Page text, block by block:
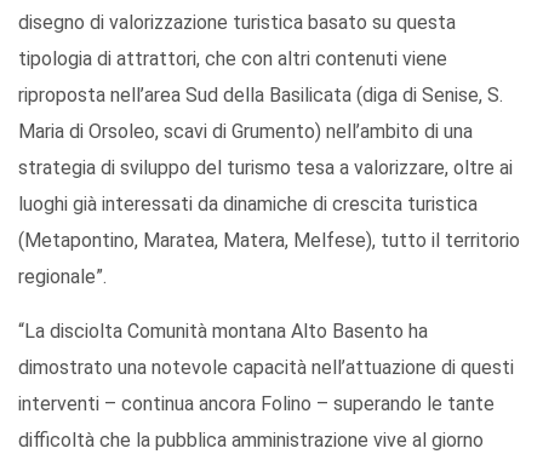
disegno di valorizzazione turistica basato su questa
tipologia di attrattori, che con altri contenuti viene
riproposta nell’area Sud della Basilicata (diga di Senise, S.
Maria di Orsoleo, scavi di Grumento) nell’ambito di una
strategia di sviluppo del turismo tesa a valorizzare, oltre ai
luoghi già interessati da dinamiche di crescita turistica
(Metapontino, Maratea, Matera, Melfese), tutto il territorio
regionale”.
“La disciolta Comunità montana Alto Basento ha
dimostrato una notevole capacità nell’attuazione di questi
interventi – continua ancora Folino – superando le tante
difficoltà che la pubblica amministrazione vive al giorno